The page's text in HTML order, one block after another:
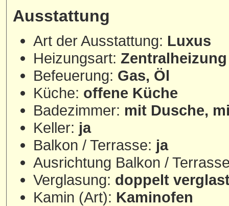
Ausstattung
Art der Ausstattung: Luxus
Heizungsart: Zentralheizung
Befeuerung: Gas, Öl
Küche: offene Küche
Badezimmer: mit Dusche,
Keller: ja
Balkon / Terrasse: ja
Ausrichtung Balkon /
Verglasung: doppelt
Kamin (Art): Kaminofen